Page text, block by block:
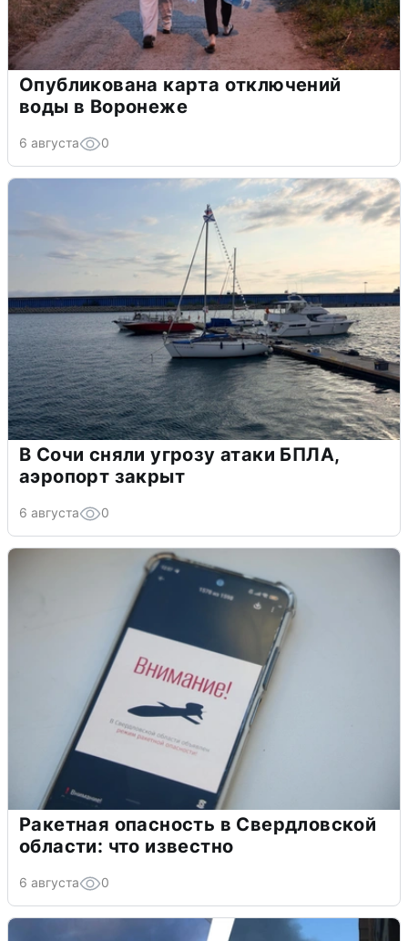
Опубликована карта отключений
воды в Воронеже
6 августа 0
В Сочи сняли угрозу атаки БПЛА,
аэропорт закрыт
6 августа 0
Ракетная опасность в Свердловской
области: что известно
6 августа 0